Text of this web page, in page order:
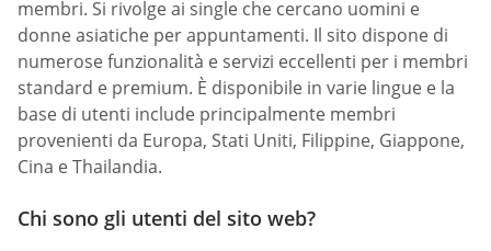
membri. Si rivolge ai single che cercano uomini e
donne asiatiche per appuntamenti. Il sito dispone di
numerose funzionalità e servizi eccellenti per i membri
standard e premium. È disponibile in varie lingue e la
base di utenti include principalmente membri
provenienti da Europa, Stati Uniti, Filippine, Giappone,
Cina e Thailandia.
Chi sono gli utenti del sito web?